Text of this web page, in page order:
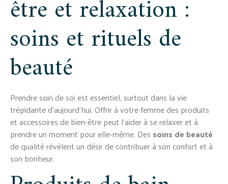
être et relaxation :
soins et rituels de
beauté
Prendre soin de soi est essentiel, surtout dans la vie
trépidante d’aujourd’hui. Offrir à votre femme des produits
et accessoires de bien-être peut l’aider à se relaxer et à
prendre un moment pour elle-même. Des soins de beauté
de qualité révèlent un désir de contribuer à son confort et à
son bonheur.